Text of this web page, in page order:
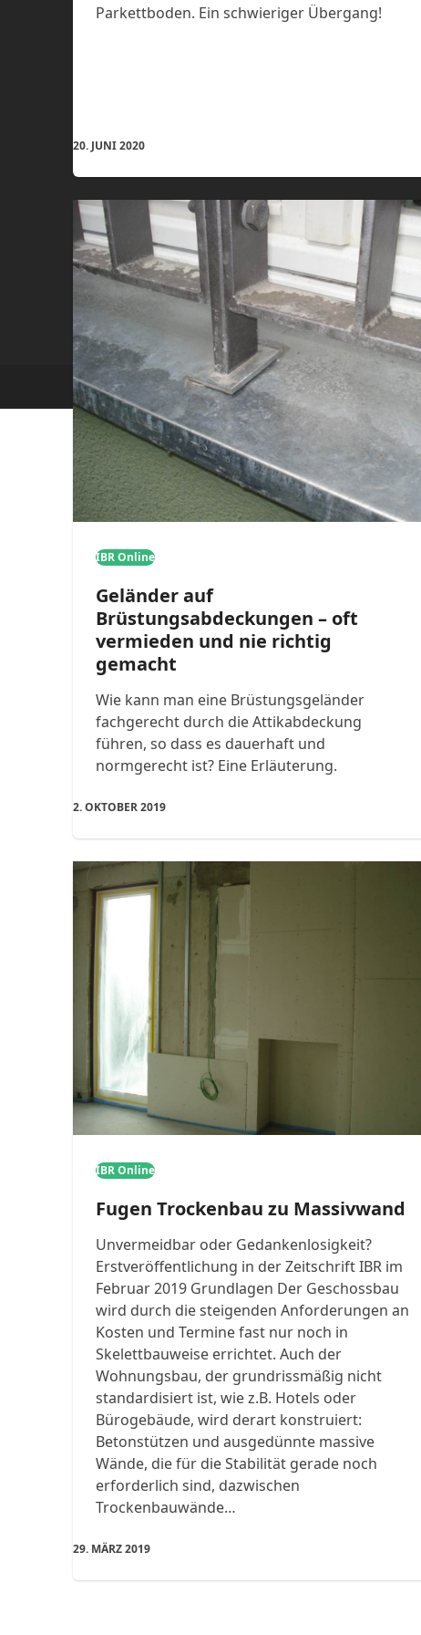
Parkettboden. Ein schwieriger Übergang!
20. JUNI 2020
IBR Online
Geländer auf
Brüstungsabdeckungen – oft
vermieden und nie richtig
gemacht
Wie kann man eine Brüstungsgeländer
fachgerecht durch die Attikabdeckung
führen, so dass es dauerhaft und
normgerecht ist? Eine Erläuterung.
2. OKTOBER 2019
IBR Online
Fugen Trockenbau zu Massivwand
Unvermeidbar oder Gedankenlosigkeit?
Erstveröffentlichung in der Zeitschrift IBR im
Februar 2019 Grundlagen Der Geschossbau
wird durch die steigenden Anforderungen an
Kosten und Termine fast nur noch in
Skelettbauweise errichtet. Auch der
Wohnungsbau, der grundrissmäßig nicht
standardisiert ist, wie z.B. Hotels oder
Bürogebäude, wird derart konstruiert:
Betonstützen und ausgedünnte massive
Wände, die für die Stabilität gerade noch
erforderlich sind, dazwischen
Trockenbauwände…
29. MÄRZ 2019